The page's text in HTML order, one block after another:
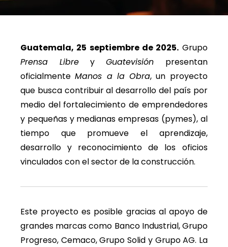
Guatemala, 25 septiembre de 2025. Grupo
Prensa Libre yGuatevisión presentan
oficialmenteManos a la Obra, un proyecto
que busca contribuir al desarrollo del país por
medio del fortalecimiento de emprendedores
y pequeñas y medianas empresas (pymes), al
tiempo que promueve el aprendizaje,
desarrollo y reconocimiento de los oficios
vinculados con el sector de la construcción.
Este proyecto es posible gracias al apoyo de
grandes marcas como Banco Industrial, Grupo
Progreso, Cemaco, Grupo Solid y Grupo AG. La